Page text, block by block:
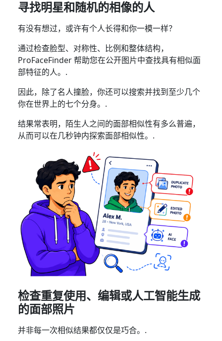
寻找明星和随机的相像的人
有没有想过，或许有个人长得和你一模一样？
通过检查脸型、对称性、比例和整体结构，
ProFaceFinder 帮助您在公开图片中查找具有相似面
部特征的人。.
因此，除了名人撞脸，你还可以搜索并找到至少几个
你在世界上的七个分身。.
结果常表明，陌生人之间的面部相似性有多么普遍，
从而可以在几秒钟内探索面部相似性。.
检查重复使用、编辑或人工智能生成
的面部照片
并非每一次相似结果都仅仅是巧合。.